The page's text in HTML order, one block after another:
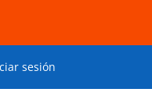
sesión